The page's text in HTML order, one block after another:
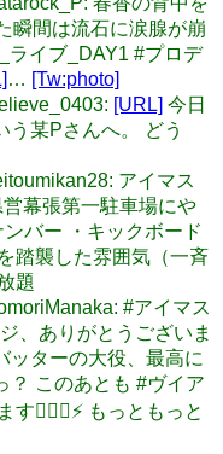
瞬間は流石に涙腺が崩
ライブ_DAY1 #プロデ
… [Tw:photo]
[URL] 今日
う某Pさんへ。 どう
アイマス
幕張第一駐車場にや
バー ・キックボード
踏襲した雰囲気（一斉
題
#アイマス
、ありがとうございま
ッターの大役、最高に
？ このあとも #ヴイア
❤️‍🔥🈁⚡️ もっともっと